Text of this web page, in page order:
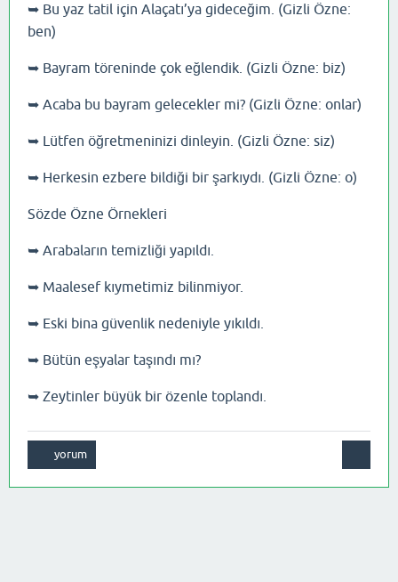
➥ Bu yaz tatil için Alaçatı’ya gideceğim. (Gizli Özne:
ben)
➥ Bayram töreninde çok eğlendik. (Gizli Özne: biz)
➥ Acaba bu bayram gelecekler mi? (Gizli Özne: onlar)
➥ Lütfen öğretmeninizi dinleyin. (Gizli Özne: siz)
➥ Herkesin ezbere bildiği bir şarkıydı. (Gizli Özne: o)
Sözde Özne Örnekleri
➥ Arabaların temizliği yapıldı.
➥ Maalesef kıymetimiz bilinmiyor.
➥ Eski bina güvenlik nedeniyle yıkıldı.
➥ Bütün eşyalar taşındı mı?
➥ Zeytinler büyük bir özenle toplandı.